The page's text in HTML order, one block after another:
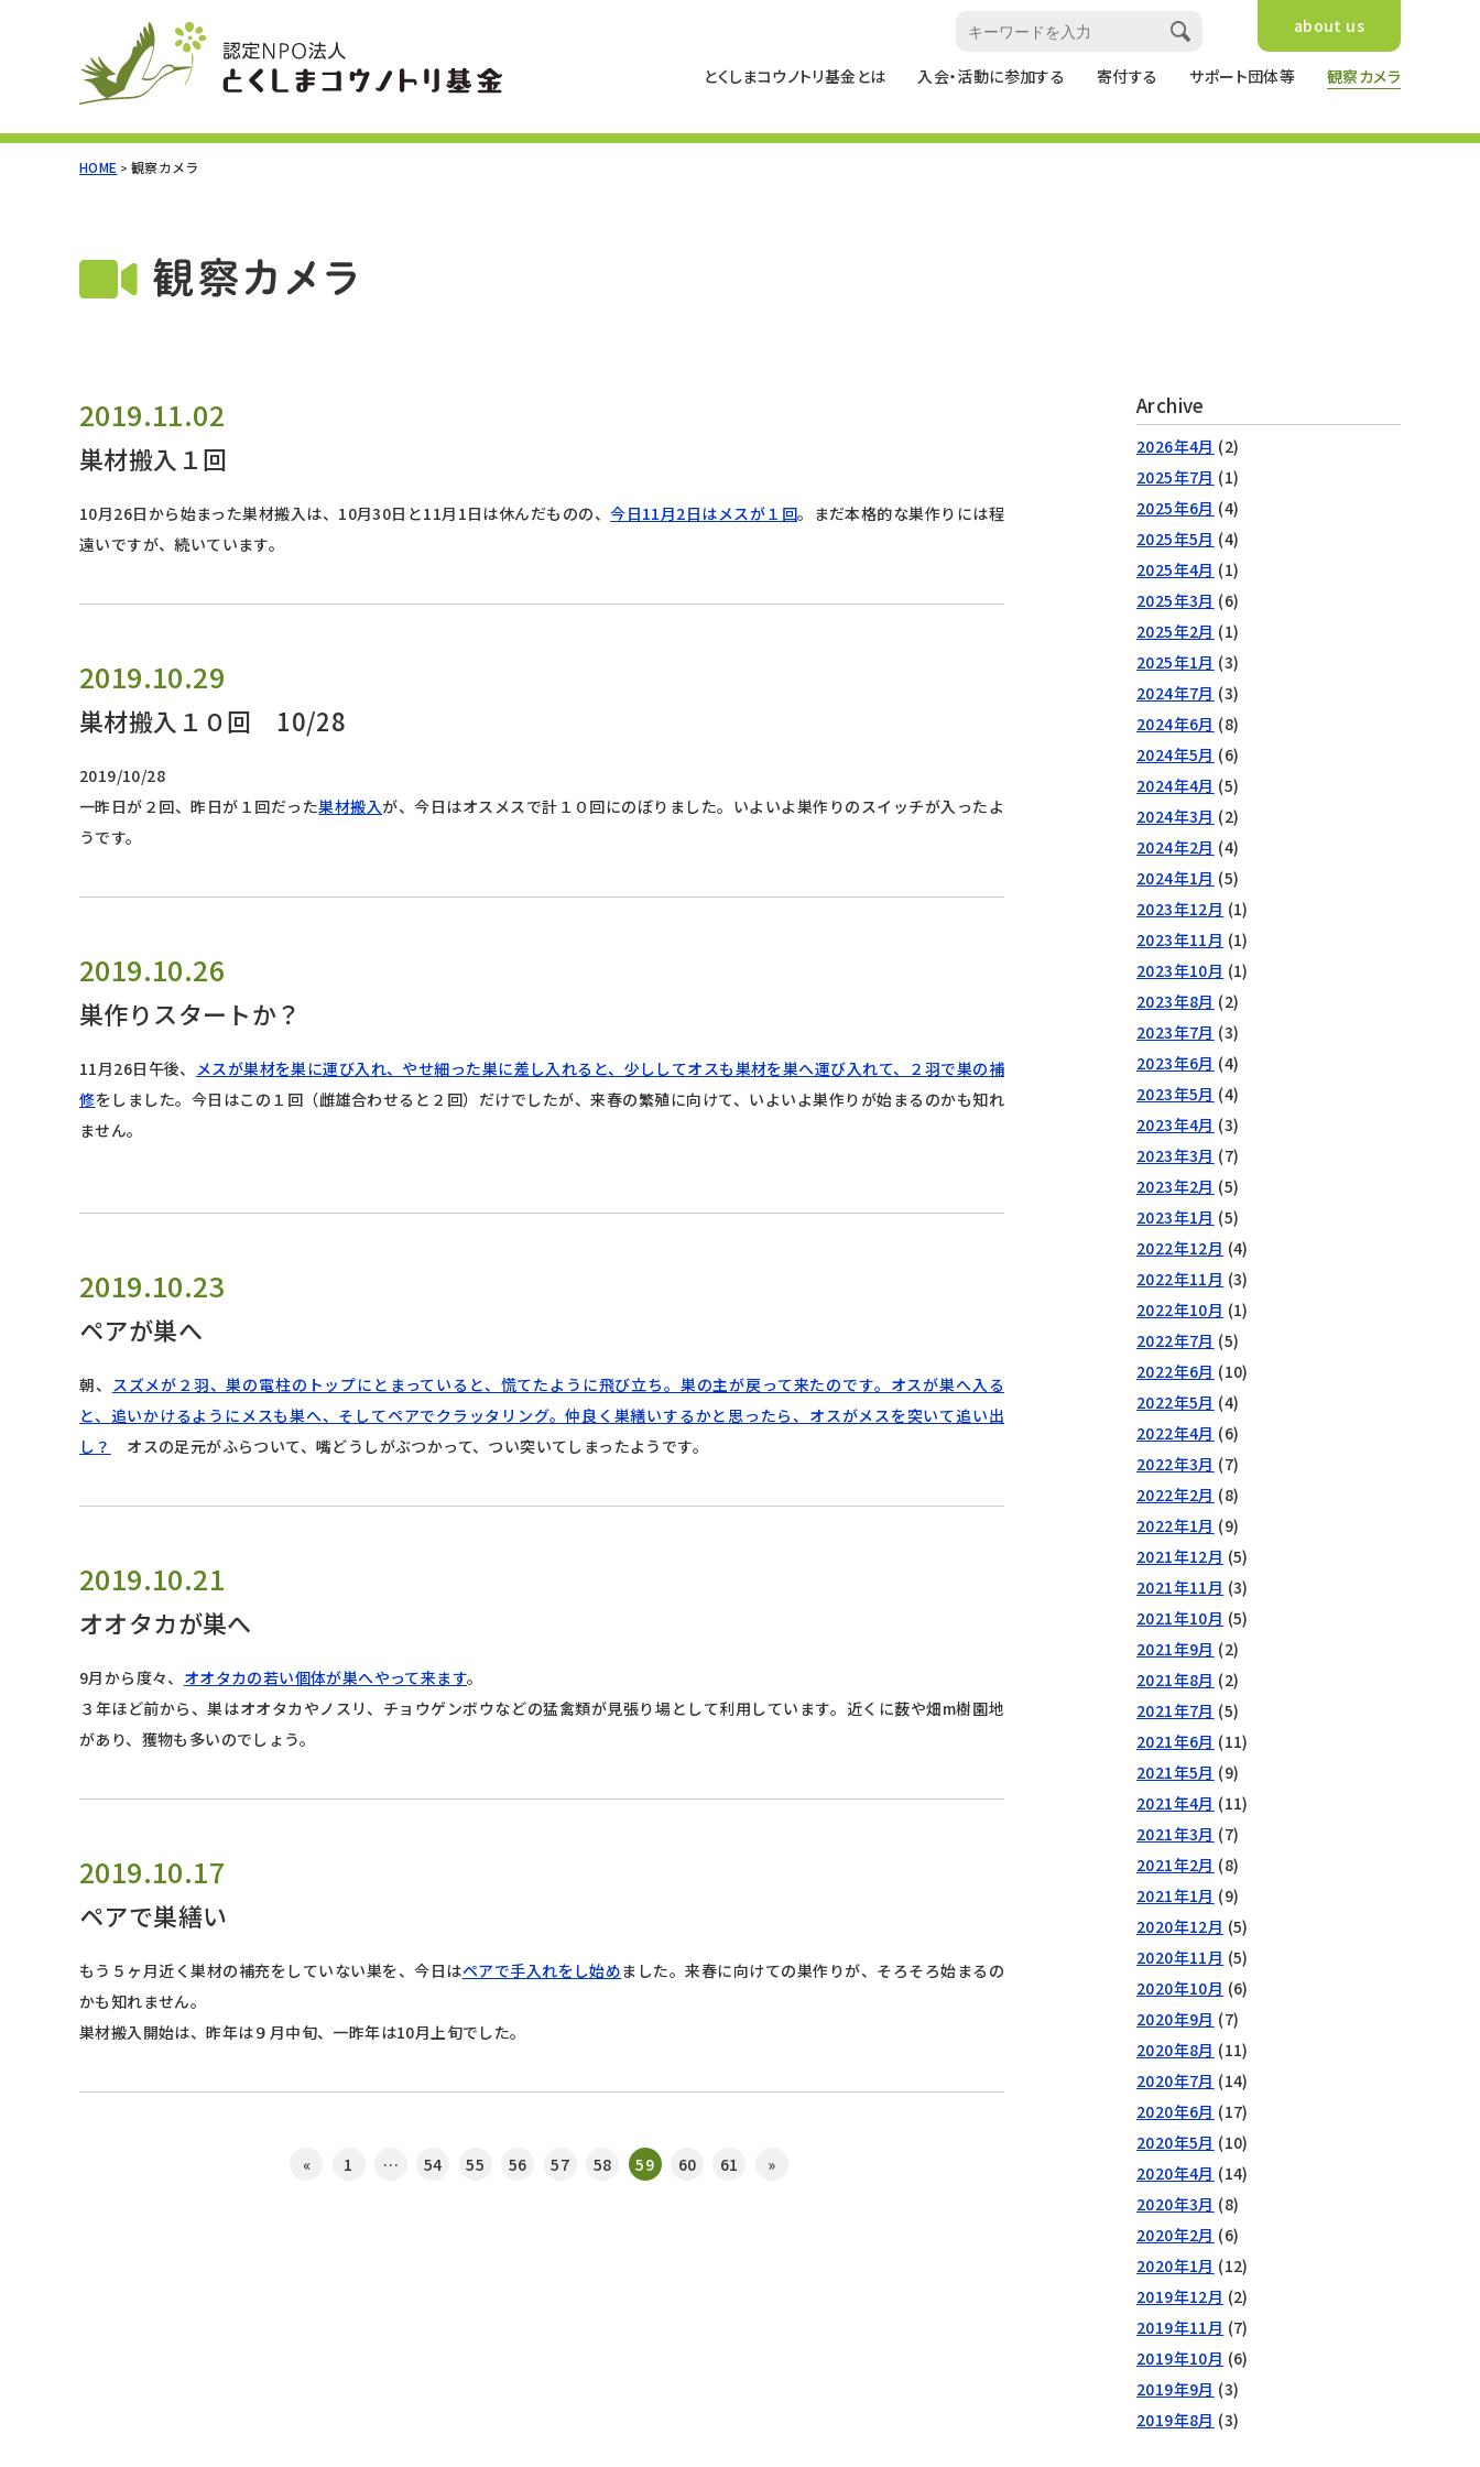
とくしまコウノトリ基金とは 入会・活動に参加する 寄付する サポート団体等 観察カメラ
about us
HOME > 観察カメラ
2019.11.02
巣材搬入１回
10月26日から始まった巣材搬入は、10月30日と11月1日は休んだものの、今日11月2日はメスが１回。まだ本格的な巣作りには程
遠いですが、続いています。
2019.10.29
巣材搬入１０回 10/28
2019/10/28
一昨日が２回、昨日が１回だった巣材搬入が、今日はオスメスで計１０回にのぼりました。いよいよ巣作りのスイッチが入ったよ
うです。
2019.10.26
巣作りスタートか？
11月26日午後、
メスが巣材を巣に運び入れ、やせ細った巣に差し入れると、少ししてオスも巣材を巣へ運び入れて、２羽で巣の補
修をしました。今日はこの１回（雌雄合わせると２回）だけでしたが、来春の繁殖に向けて、いよいよ巣作りが始まるのかも知れ
ません。
2019.10.23
ペアが巣へ
朝、
スズメが２羽、巣の電柱のトップにとまっていると、慌てたように飛び立ち。巣の主が戻って来たのです。オスが巣へ入る
と、追いかけるようにメスも巣へ、そしてペアでクラッタリング。仲良く巣繕いするかと思ったら、オスがメスを突いて追い出
し？
オスの足元がふらついて、嘴どうしがぶつかって、つい突いてしまったようです。
2019.10.21
オオタカが巣へ
9月から度々、 オオタカの若い個体が巣へやって来ます。
３年ほど前から、巣はオオタカやノスリ、チョウゲンボウなどの猛禽類が見張り場として利用しています。近くに薮や畑m樹園地
があり、獲物も多いのでしょう。
2019.10.17
ペアで巣繕い
もう５ヶ月近く巣材の補充をしていない巣を、今日はペアで手入れをし始めました。来春に向けての巣作りが、そろそろ始まるの
かも知れません。
巣材搬入開始は、昨年は９月中旬、一昨年は10月上旬でした。
« 1 … 54 55 56 57 58 59 60 61 »
Archive
2026年4月 (2)
2025年7月 (1)
2025年6月 (4)
2025年5月 (4)
2025年4月 (1)
2025年3月 (6)
2025年2月 (1)
2025年1月 (3)
2024年7月 (3)
2024年6月 (8)
2024年5月 (6)
2024年4月 (5)
2024年3月 (2)
2024年2月 (4)
2024年1月 (5)
2023年12月 (1)
2023年11月 (1)
2023年10月 (1)
2023年8月 (2)
2023年7月 (3)
2023年6月 (4)
2023年5月 (4)
2023年4月 (3)
2023年3月 (7)
2023年2月 (5)
2023年1月 (5)
2022年12月 (4)
2022年11月 (3)
2022年10月 (1)
2022年7月 (5)
2022年6月 (10)
2022年5月 (4)
2022年4月 (6)
2022年3月 (7)
2022年2月 (8)
2022年1月 (9)
2021年12月 (5)
2021年11月 (3)
2021年10月 (5)
2021年9月 (2)
2021年8月 (2)
2021年7月 (5)
2021年6月 (11)
2021年5月 (9)
2021年4月 (11)
2021年3月 (7)
2021年2月 (8)
2021年1月 (9)
2020年12月 (5)
2020年11月 (5)
2020年10月 (6)
2020年9月 (7)
2020年8月 (11)
2020年7月 (14)
2020年6月 (17)
2020年5月 (10)
2020年4月 (14)
2020年3月 (8)
2020年2月 (6)
2020年1月 (12)
2019年12月 (2)
2019年11月 (7)
2019年10月 (6)
2019年9月 (3)
2019年8月 (3)